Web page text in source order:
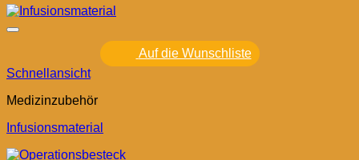
Auf die Wunschliste
Schnellansicht
Medizinzubehör
Infusionsmaterial